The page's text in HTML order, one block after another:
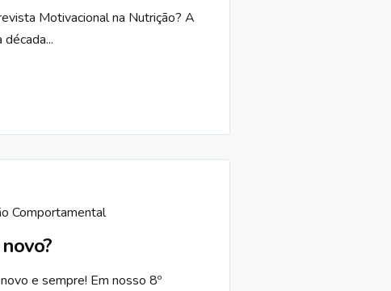
Motivacional na Nutrição? A
Comportamental
e sempre! Em nosso 8º